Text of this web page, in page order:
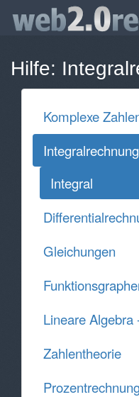
Hilfe:
Komplexe
Integralrechnung
Integral
Gleichungen
Lineare Algebra
Zahlentheorie